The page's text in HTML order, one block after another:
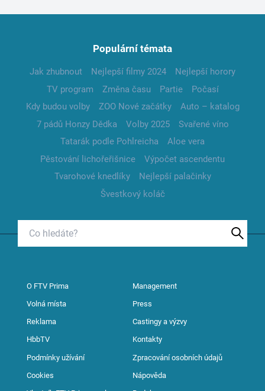
Populární témata
Jak zhubnout Nejlepší filmy 2024
Nejlepší horory
TV program
Změna času Partie
Počasí
Kdy budou volby
ZOO Nové začátky
Auto – katalog
7 pádů Honzy Dědka
Volby 2025
Svařené víno
Tatarák podle Pohlreicha
Aloe vera
Pěstování lichořeřišnice
Výpočet ascendentu
Tvarohové knedlíky
Nejlepší palačinky
Švestkový koláč
O FTV Prima Management
Volná místa Press
Reklama Castingy a výzvy
HbbTV Kontakty
Podmínky užívání Zpracování osobních údajů
Cookies Nápověda